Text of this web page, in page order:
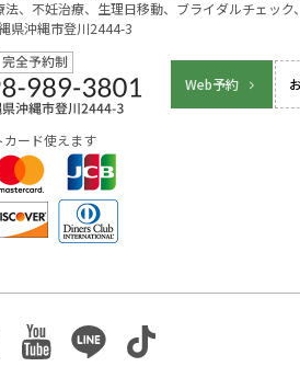
法、不妊治療、生理日移動、ブライダルチェック
県沖縄市登川2444-3
Web予約
カード使えます
Youtube
LineTikTok